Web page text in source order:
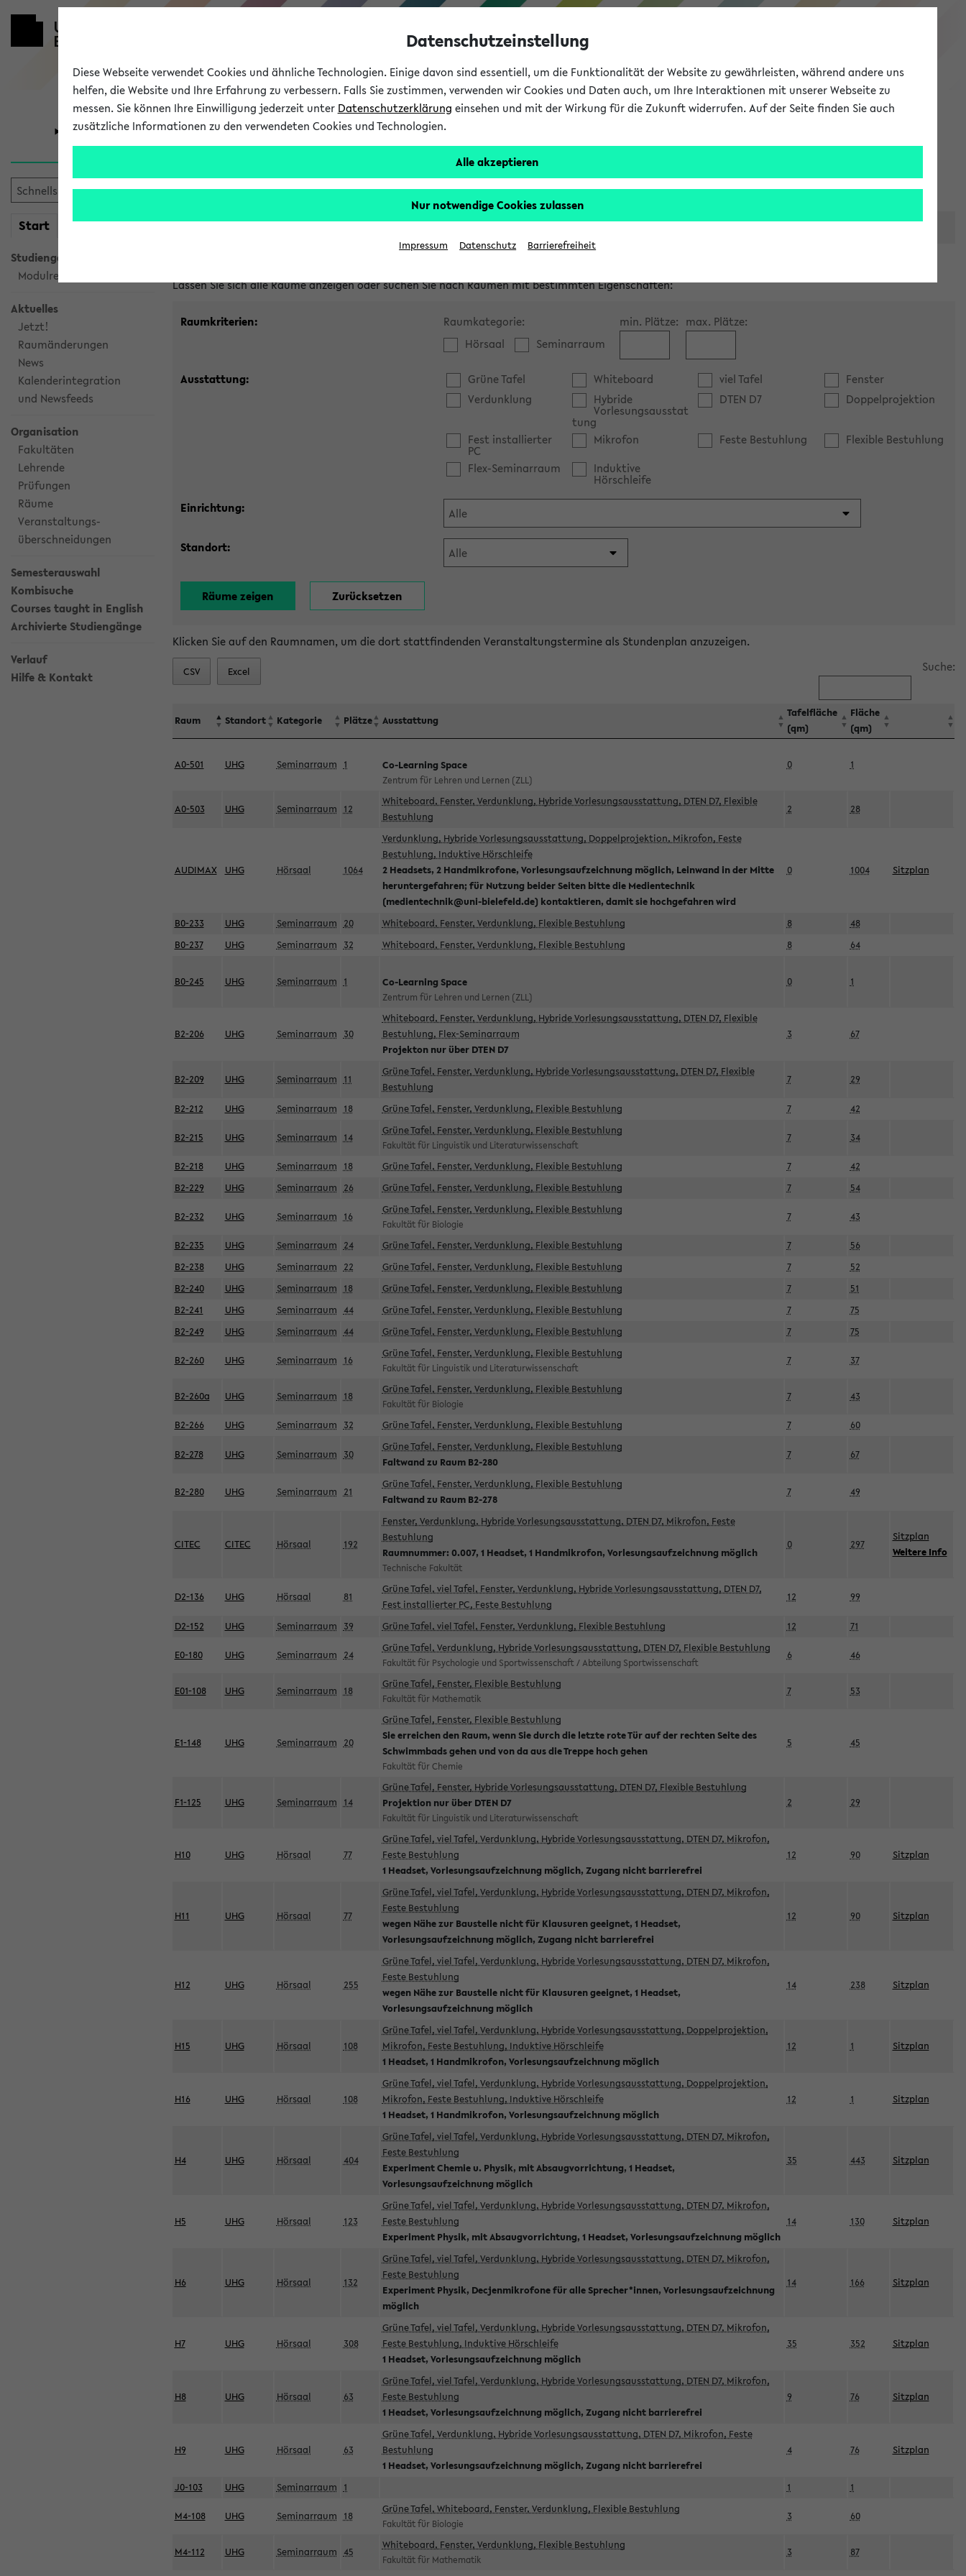
eKVV
Universität Forschung Studium
Start meineKVV
Studiengangsauswahl
Modulrecherche
Aktuelles
Jetzt!
Raumänderungen
News
Kalenderintegration
und Newsfeeds
Organisation
Fakultäten
Lehrende
Prüfungen
Räume
Veranstaltungs-
überschneidungen
Semesterauswahl
Kombisuche
Courses taught in English
Archivierte Studiengänge
Verlauf
Hilfe & Kontakt
Im eKVV verwaltete Räume
Lassen Sie sich alle Räume anzeigen oder suchen Sie nach Räumen mit bestimmten Eigenschaften:
Raumkriterien:
Raumkategorie:
Hörsaal
Seminarraum
min. Plätze: max. Plätze:
Ausstattung: Grüne Tafel Whiteboard viel Tafel
Fenster
Verdunklung
Hybride
Vorlesungsausstat
tung
DTEN D7 Doppelprojektion
Fest installierter
PC
Mikrofon Feste Bestuhlung
Flexible Bestuhlung
Flex-Seminarraum
Induktive
Hörschleife
Einrichtung:
Standort:
Klicken Sie auf den Raumnamen, um die dort stattfindenden Veranstaltungstermine als Stundenplan anzuzeigen.
CSV Excel Suche:
Raum Standort Kategorie Plätze Ausstattung
Tafelfläche
(qm)
Fläche
(qm)
A0-501 UHG Seminarraum 1 Co-Learning Space
Zentrum für Lehren und Lernen (ZLL)
0 1
A0-503 UHG Seminarraum 12
Whiteboard, Fenster, Verdunklung, Hybride Vorlesungsausstattung, DTEN D7, Flexible
Bestuhlung
2 28
AUDIMAX UHG Hörsaal 1064
Verdunklung, Hybride Vorlesungsausstattung, Doppelprojektion, Mikrofon, Feste
Bestuhlung, Induktive Hörschleife
2 Headsets, 2 Handmikrofone, Vorlesungsaufzeichnung möglich, Leinwand in der Mitte
heruntergefahren; für Nutzung beider Seiten bitte die Medientechnik
(medientechnik@uni-bielefeld.de) kontaktieren, damit sie hochgefahren wird
0 1004 Sitzplan
B0-233 UHG Seminarraum 20 Whiteboard, Fenster, Verdunklung, Flexible Bestuhlung 8
48
B0-237
UHG Seminarraum 32 Whiteboard, Fenster, Verdunklung, Flexible Bestuhlung 8 64
B0-245 UHG Seminarraum 1 Co-Learning Space
Zentrum für Lehren und Lernen (ZLL)
0 1
B2-206 UHG Seminarraum 30
Whiteboard, Fenster, Verdunklung, Hybride Vorlesungsausstattung, DTEN D7, Flexible
Bestuhlung, Flex-Seminarraum
Projekton nur über DTEN D7
3 67
B2-209 UHG Seminarraum 11
Grüne Tafel, Fenster, Verdunklung, Hybride Vorlesungsausstattung, DTEN D7, Flexible
Bestuhlung
7 29
B2-212 UHG Seminarraum 18 Grüne Tafel, Fenster, Verdunklung, Flexible Bestuhlung 7 42
B2-215 UHG Seminarraum 14
Grüne Tafel, Fenster, Verdunklung, Flexible Bestuhlung
Fakultät für Linguistik und Literaturwissenschaft
7 34
B2-218 UHG Seminarraum 18 Grüne Tafel, Fenster, Verdunklung, Flexible Bestuhlung 7
42
B2-229
UHG Seminarraum 26 Grüne Tafel, Fenster, Verdunklung, Flexible Bestuhlung 7 54
B2-232 UHG Seminarraum 16
Grüne Tafel, Fenster, Verdunklung, Flexible Bestuhlung
Fakultät für Biologie
7 43
B2-235 UHG Seminarraum 24 Grüne Tafel, Fenster, Verdunklung, Flexible Bestuhlung 7
56
B2-238
UHG Seminarraum 22 Grüne Tafel, Fenster, Verdunklung, Flexible Bestuhlung 7
52
B2-240
UHG Seminarraum 18 Grüne Tafel, Fenster, Verdunklung, Flexible Bestuhlung 7
51
B2-241
UHG Seminarraum 44 Grüne Tafel, Fenster, Verdunklung, Flexible Bestuhlung 7
75
B2-249
UHG Seminarraum 44 Grüne Tafel, Fenster, Verdunklung, Flexible Bestuhlung 7 75
B2-260 UHG Seminarraum 16
Grüne Tafel, Fenster, Verdunklung, Flexible Bestuhlung
Fakultät für Linguistik und Literaturwissenschaft
7 37
B2-260a UHG Seminarraum 18
Grüne Tafel, Fenster, Verdunklung, Flexible Bestuhlung
Fakultät für Biologie
7 43
B2-266 UHG Seminarraum 32 Grüne Tafel, Fenster, Verdunklung, Flexible Bestuhlung 7 60
B2-278 UHG Seminarraum 30
Grüne Tafel, Fenster, Verdunklung, Flexible Bestuhlung
Faltwand zu Raum B2-280
7 67
B2-280 UHG Seminarraum 21
Grüne Tafel, Fenster, Verdunklung, Flexible Bestuhlung
Faltwand zu Raum B2-278
7 49
CITEC CITEC Hörsaal 192
Fenster, Verdunklung, Hybride Vorlesungsausstattung, DTEN D7, Mikrofon, Feste
Bestuhlung
Raumnummer: 0.007, 1 Headset, 1 Handmikrofon, Vorlesungsaufzeichnung möglich
Technische Fakultät
0 297
Sitzplan
Weitere Info
D2-136 UHG Hörsaal 81
Grüne Tafel, viel Tafel, Fenster, Verdunklung, Hybride Vorlesungsausstattung, DTEN D7,
Fest installierter PC, Feste Bestuhlung
12 99
D2-152 UHG Seminarraum 39 Grüne Tafel, viel Tafel, Fenster, Verdunklung, Flexible Bestuhlung 12 71
E0-180 UHG Seminarraum 24
Grüne Tafel, Verdunklung, Hybride Vorlesungsausstattung, DTEN D7, Flexible Bestuhlung
Fakultät für Psychologie und Sportwissenschaft / Abteilung Sportwissenschaft
6 46
E01-108 UHG Seminarraum 18
Grüne Tafel, Fenster, Flexible Bestuhlung
Fakultät für Mathematik
7 53
E1-148 UHG Seminarraum 20
Grüne Tafel, Fenster, Flexible Bestuhlung
Sie erreichen den Raum, wenn Sie durch die letzte rote Tür auf der rechten Seite des
Schwimmbads gehen und von da aus die Treppe hoch gehen
Fakultät für Chemie
5 45
F1-125 UHG Seminarraum 14
Grüne Tafel, Fenster, Hybride Vorlesungsausstattung, DTEN D7, Flexible Bestuhlung
Projektion nur über DTEN D7
Fakultät für Linguistik und Literaturwissenschaft
2 29
H10 UHG Hörsaal 77
Grüne Tafel, viel Tafel, Verdunklung, Hybride Vorlesungsausstattung, DTEN D7, Mikrofon,
Feste Bestuhlung
1 Headset, Vorlesungsaufzeichnung möglich, Zugang nicht barrierefrei
12 90 Sitzplan
H11 UHG Hörsaal 77
Grüne Tafel, viel Tafel, Verdunklung, Hybride Vorlesungsausstattung, DTEN D7, Mikrofon,
Feste Bestuhlung
wegen Nähe zur Baustelle nicht für Klausuren geeignet, 1 Headset,
Vorlesungsaufzeichnung möglich, Zugang nicht barrierefrei
12 90 Sitzplan
H12 UHG Hörsaal 255
Grüne Tafel, viel Tafel, Verdunklung, Hybride Vorlesungsausstattung, DTEN D7, Mikrofon,
Feste Bestuhlung
wegen Nähe zur Baustelle nicht für Klausuren geeignet, 1 Headset,
Vorlesungsaufzeichnung möglich
14 238 Sitzplan
H15 UHG Hörsaal 108
Grüne Tafel, viel Tafel, Verdunklung, Hybride Vorlesungsausstattung, Doppelprojektion,
Mikrofon, Feste Bestuhlung, Induktive Hörschleife
1 Headset, 1 Handmikrofon, Vorlesungsaufzeichnung möglich
12 1 Sitzplan
H16 UHG Hörsaal 108
Grüne Tafel, viel Tafel, Verdunklung, Hybride Vorlesungsausstattung, Doppelprojektion,
Mikrofon, Feste Bestuhlung, Induktive Hörschleife
1 Headset, 1 Handmikrofon, Vorlesungsaufzeichnung möglich
12 1 Sitzplan
H4 UHG Hörsaal 404
Grüne Tafel, viel Tafel, Verdunklung, Hybride Vorlesungsausstattung, DTEN D7, Mikrofon,
Feste Bestuhlung
Experiment Chemie u. Physik, mit Absaugvorrichtung, 1 Headset,
Vorlesungsaufzeichnung möglich
35 443 Sitzplan
H5 UHG Hörsaal 123
Grüne Tafel, viel Tafel, Verdunklung, Hybride Vorlesungsausstattung, DTEN D7, Mikrofon,
Feste Bestuhlung
Experiment Physik, mit Absaugvorrichtung, 1 Headset, Vorlesungsaufzeichnung möglich
14 130 Sitzplan
H6 UHG Hörsaal 132
Grüne Tafel, viel Tafel, Verdunklung, Hybride Vorlesungsausstattung, DTEN D7, Mikrofon,
Feste Bestuhlung
Experiment Physik, Decjenmikrofone für alle Sprecher*innen, Vorlesungsaufzeichnung
möglich
14 166 Sitzplan
H7 UHG Hörsaal 308
Grüne Tafel, viel Tafel, Verdunklung, Hybride Vorlesungsausstattung, DTEN D7, Mikrofon,
Feste Bestuhlung, Induktive Hörschleife
1 Headset, Vorlesungsaufzeichnung möglich
35 352 Sitzplan
H8 UHG Hörsaal 63
Grüne Tafel, viel Tafel, Verdunklung, Hybride Vorlesungsausstattung, DTEN D7, Mikrofon,
Feste Bestuhlung
1 Headset, Vorlesungsaufzeichnung möglich, Zugang nicht barrierefrei
9 76 Sitzplan
H9 UHG Hörsaal 63
Grüne Tafel, Verdunklung, Hybride Vorlesungsausstattung, DTEN D7, Mikrofon, Feste
Bestuhlung
1 Headset, Vorlesungsaufzeichnung möglich, Zugang nicht barrierefrei
4 76 Sitzplan
J0-103 UHG Seminarraum 1 1 1
M4-108 UHG Seminarraum 18
Grüne Tafel, Whiteboard, Fenster, Verdunklung, Flexible Bestuhlung
Fakultät für Biologie
3 60
M4-112 UHG Seminarraum 45
Whiteboard, Fenster, Verdunklung, Flexible Bestuhlung
Fakultät für Mathematik
3 87
Datenschutzeinstellung
Diese Webseite verwendet Cookies und ähnliche Technologien. Einige davon sind essentiell, um die Funktionalität der Website zu gewährleisten, während andere uns
helfen, die Website und Ihre Erfahrung zu verbessern. Falls Sie zustimmen, verwenden wir Cookies und Daten auch, um Ihre Interaktionen mit unserer Webseite zu
messen. Sie können Ihre Einwilligung jederzeit unter Datenschutzerklärung einsehen und mit der Wirkung für die Zukunft widerrufen. Auf der Seite finden Sie auch
zusätzliche Informationen zu den verwendeten Cookies und Technologien.
Alle akzeptieren
Nur notwendige Cookies zulassen
Impressum Datenschutz Barrierefreiheit